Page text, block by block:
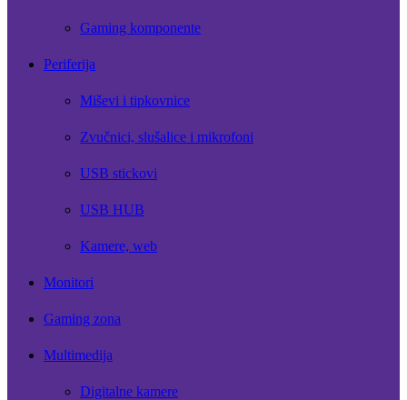
Gaming komponente
Periferija
Miševi i tipkovnice
Zvučnici, slušalice i mikrofoni
USB stickovi
USB HUB
Kamere, web
Monitori
Gaming zona
Multimedija
Digitalne kamere